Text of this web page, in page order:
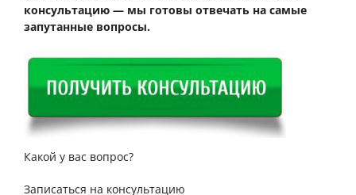
консультацию — мы готовы отвечать на самые
запутанные вопросы.
Какой у вас вопрос?
Записаться на консультацию